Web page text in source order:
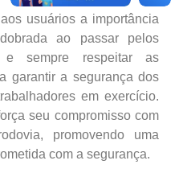
usuários a importância
ao passar pelos
e sempre respeitar as
garantir a segurança dos
em exercício.
seu compromisso com
promovendo uma
com a segurança.